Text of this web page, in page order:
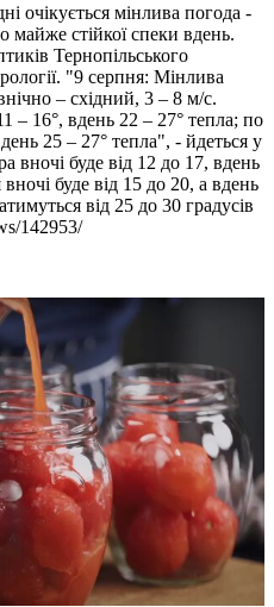
очікується мінлива погода -
майже стійкої спеки вдень.
Тернопільського
"9 серпня: Мінлива
– східний, 3 – 8 м/с.
– 16°, вдень 22 – 27° тепла; по
25 – 27° тепла", - йдеться у
вночі буде від 12 до 17, вдень
буде від 15 до 20, а вдень
від 25 до 30 градусів
142953/